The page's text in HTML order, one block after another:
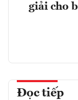
giải cho
Đọc tiếp